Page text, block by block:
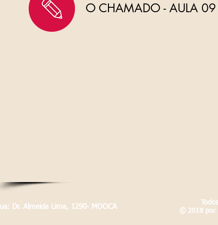
O CHAMADO - AULA 09
Dr. Almeida Lima, 1290- MOOCA
© 2018 por